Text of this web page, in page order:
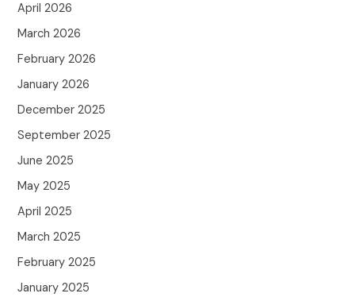
April 2026
March 2026
February 2026
January 2026
December 2025
September 2025
June 2025
May 2025
April 2025
March 2025
February 2025
January 2025